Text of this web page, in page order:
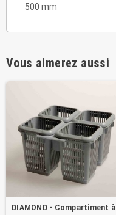
500 mm
Vous aimerez aussi
DIAMOND - Compartiment à